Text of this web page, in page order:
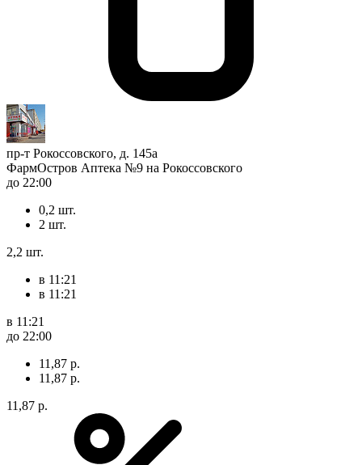
пр-т Рокоссовского, д. 145а
ФармОстров Аптека №9 на Рокоссовского
до 22:00
0,2 шт.
2 шт.
2,2 шт.
в 11:21
в 11:21
в 11:21
до 22:00
11,87 р.
11,87 р.
11,87 р.